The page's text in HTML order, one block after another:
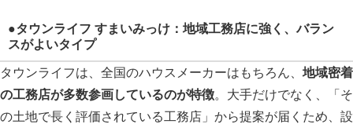
●タウンライフ すまいみっけ：地域工務店に強く、バラン
スがよいタイプ
タウンライフは、全国のハウスメーカーはもちろん、 地域密着
の工務店が多数参画しているのが特徴。大手だけでなく、「そ
の土地で長く評価されている工務店」から提案が届くため、設